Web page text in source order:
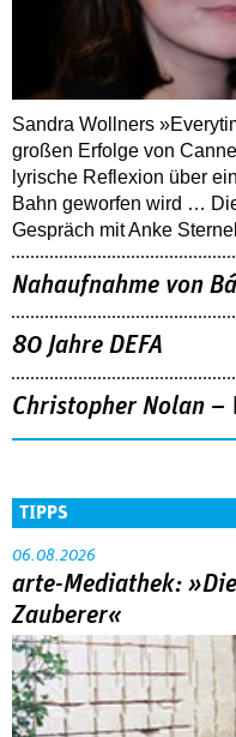
Sandra Wollners
großen Erfolge von
lyrische Reflexion über
Bahn geworfen wird …
Gespräch mit Anke
Nahaufnahme von
80 Jahre DEFA
Christopher Nolan –
TIPPS
06.08.2026
arte-Mediathek:
Zauberer«